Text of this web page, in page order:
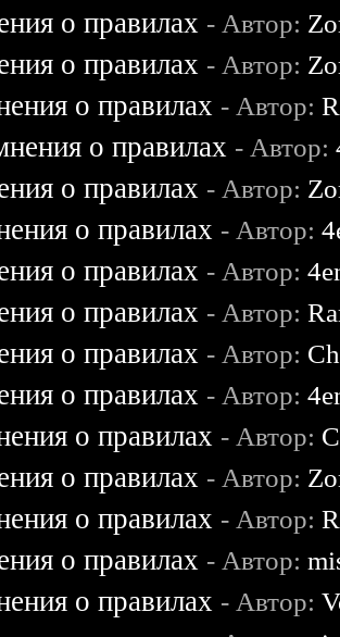
о правилах - Автор:
о правилах - Автор:
о правилах - Автор:
о правилах - Автор:
о правилах - Автор:
о правилах - Автор:
о правилах - Автор:
о правилах - Автор:
о правилах - Автор:
о правилах - Автор:
о правилах - Автор:
о правилах - Автор:
о правилах - Автор:
о правилах - Автор:
о правилах - Автор: